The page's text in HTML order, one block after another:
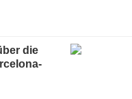
die